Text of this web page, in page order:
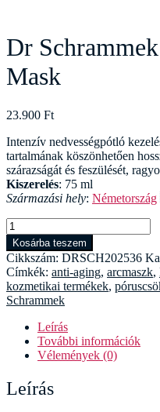
Dr
Mask
23.900 Ft
Intenzív nedvességpótló
tartalmának köszönhetően
szárazságát és feszülését,
Kiszerelés: 75 ml
Származási hely: Németország
Dr
Schrammek
Hydra
Maximum
Mask
mennyiség
Kosárba teszem
Cikkszám: DRSCH202536
Címkék: anti-aging, arcmaszk,
kozmetikai termékek,
Schrammek
Leírás
További információk
Vélemények (0)
Leírás